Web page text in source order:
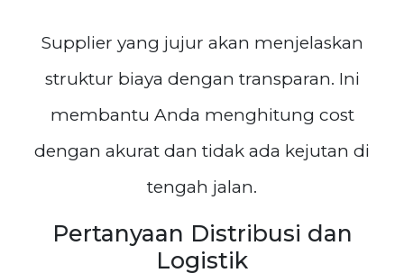
Supplier yang jujur akan menjelaskan
struktur biaya dengan transparan. Ini
membantu Anda menghitung cost
dengan akurat dan tidak ada kejutan di
tengah jalan.
Pertanyaan Distribusi dan
Logistik